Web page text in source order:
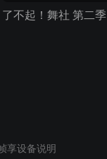
了不起！舞社 第二季
享设备说明